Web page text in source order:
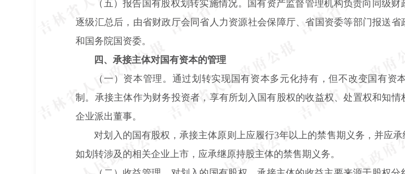
（五）报告国有股权划转实施情况。国有资产监督管理机构负责向同级
逐级汇总后，由省财政厅会同省人力资源社会保障厅、省国资委等部门报送
和国务院国资委。
四、承接主体对国有资本的管理
（一）资本管理。通过划转实现国有资本多元化持有，但不改变国有
制。承接主体作为财务投资者，享有所划入国有股权的收益权、处置权和知
企业派出董事。
对划入的国有股权，承接主体原则上应履行3年以上的禁售期义务，并应
如划转涉及的相关企业上市，应承继原持股主体的禁售期义务。